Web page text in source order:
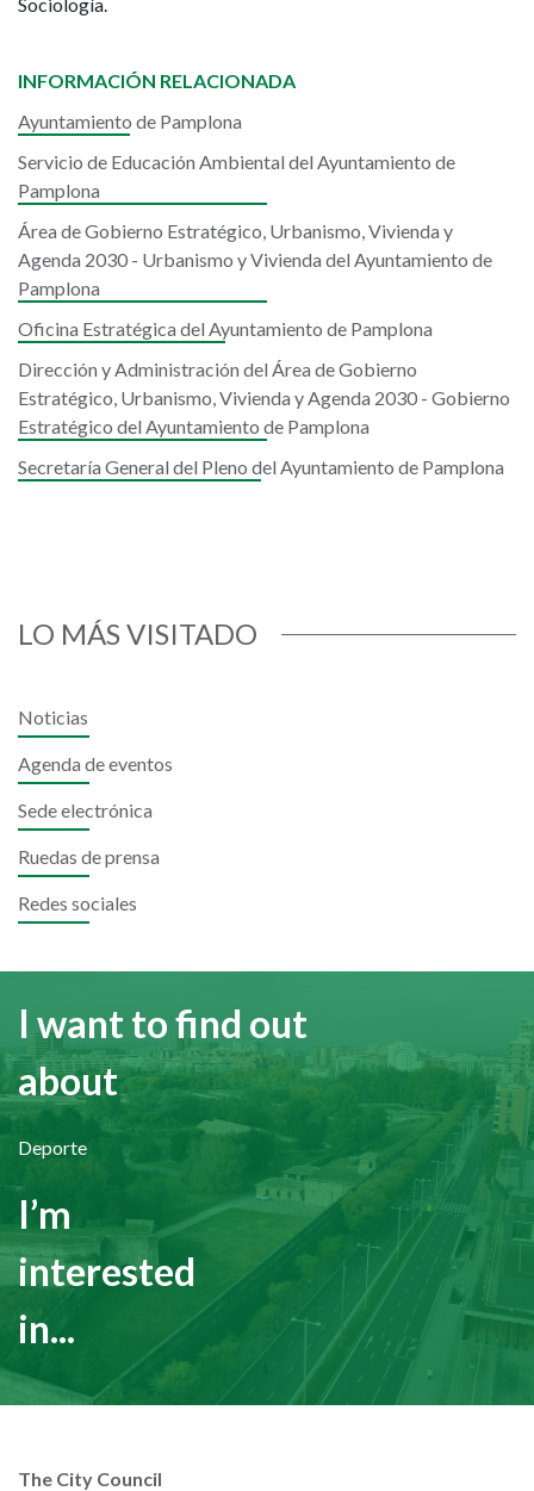
INFORMACIÓN RELACIONADA
Ayuntamiento de Pamplona
Servicio de Educación Ambiental del Ayuntamiento de
Pamplona
Área de Gobierno Estratégico, Urbanismo, Vivienda y
Agenda 2030 - Urbanismo y Vivienda del Ayuntamiento de
Pamplona
Oficina Estratégica del Ayuntamiento de Pamplona
Dirección y Administración del Área de Gobierno
Estratégico, Urbanismo, Vivienda y Agenda 2030 - Gobierno
Estratégico del Ayuntamiento de Pamplona
Secretaría General del Pleno del Ayuntamiento de Pamplona
LO MÁS VISITADO
Noticias
Agenda de eventos
Sede electrónica
Ruedas de prensa
Redes sociales
I want to find out
about
Deporte
I’m
interested
in...
The City Council